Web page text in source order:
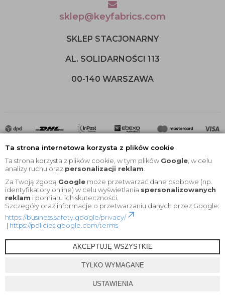
Ta strona internetowa korzysta z plików cookie
Ta strona korzysta z plików cookie, w tym plików Google , w celu
analizy ruchu oraz personalizacji reklam
Za Twoją zgodą Google może przetwarzać dane osobowe (np.
identyfikatory online) w celu wyświetlania spersonalizowanych
reklam i pomiaru ich skuteczności.
Szczegóły oraz informacje o przetwarzaniu danych przez Google:
https://business.safety.google/privacy/
| https://policies.google.com/terms
AKCEPTUJĘ WSZYSTKIE
TYLKO WYMAGANE
USTAWIENIA
sklep@keyfabrics.com
SKLEP STACJONARNY
AL. SOLIDARNOŚCI 113
00-140 WARSZAWA
2020 © Wszelkie Prawa Zastrzeżone |KEYfabrics
Projekt i oprogramowanie sklepu: